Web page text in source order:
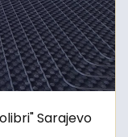
Sarajevo